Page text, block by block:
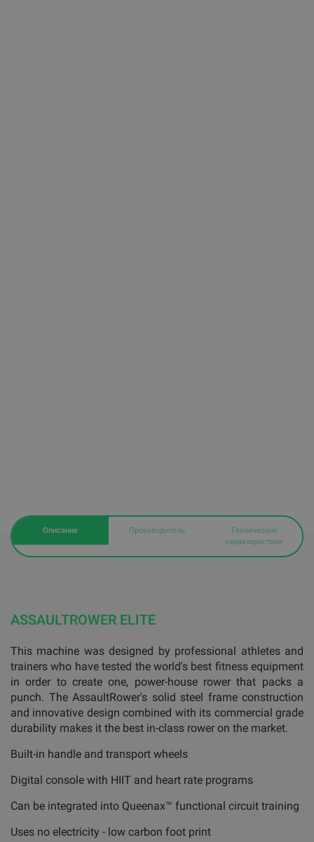
Описание Производитель
Технические
характеристики
ASSAULTROWER ELITE
This machine was designed by professional athletes and
trainers who have tested the world's best fitness equipment
in order to create one, power-house rower that packs a
punch. The AssaultRower's solid steel frame construction
and innovative design combined with its commercial grade
durability makes it the best in-class rower on the market.
Built-in handle and transport wheels
Digital console with HIIT and heart rate programs
Can be integrated into Queenax™ functional circuit training
Uses no electricity - low carbon foot print